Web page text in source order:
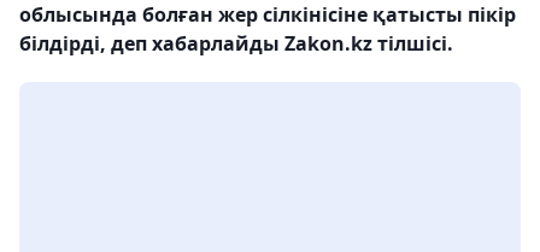
облысында болған жер сілкінісіне қатысты пікір
білдірді, деп хабарлайды Zakon.kz тілшісі.